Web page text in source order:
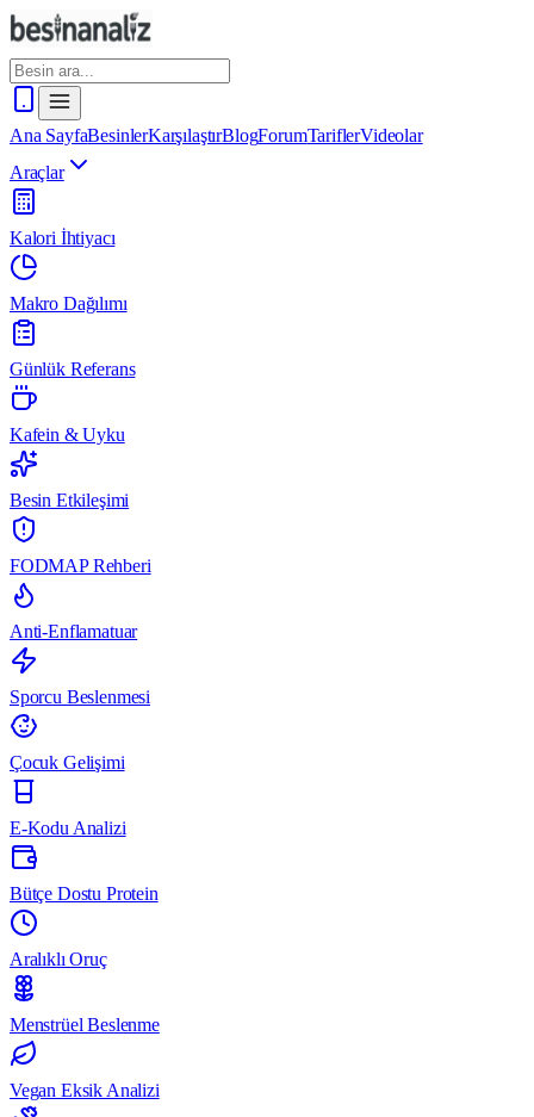
Ana SayfaBesinlerKarşılaştırBlogForumTariflerVideolar
Araçlar
Kalori İhtiyacı
Makro Dağılımı
Günlük Referans
Kafein & Uyku
Besin Etkileşimi
FODMAP Rehberi
Anti-Enflamatuar
Sporcu Beslenmesi
Çocuk Gelişimi
E-Kodu Analizi
Bütçe Dostu Protein
Aralıklı Oruç
Menstrüel Beslenme
Vegan Eksik Analizi